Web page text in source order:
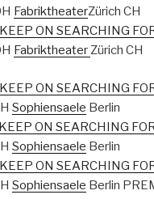
FabriktheaterZürich CH
KEEP ON SEARCHING
FabriktheaterZürich CH
KEEP ON SEARCHING
Sophiensaele Berlin
KEEP ON SEARCHING
Sophiensaele Berlin
KEEP ON SEARCHING
Sophiensaele Berlin